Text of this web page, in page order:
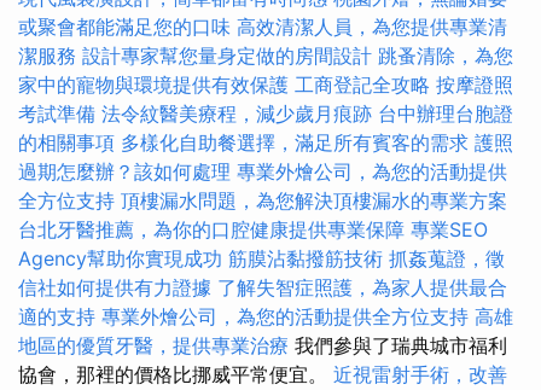
或聚會都能滿足您的口味 高效清潔人員，為您提供專業清
潔服務 設計專家幫您量身定做的房間設計 跳蚤清除，為您
家中的寵物與環境提供有效保護 工商登記全攻略 按摩證照
考試準備 法令紋醫美療程，減少歲月痕跡 台中辦理台胞證
的相關事項 多樣化自助餐選擇，滿足所有賓客的需求 護照
過期怎麼辦？該如何處理 專業外燴公司，為您的活動提供
全方位支持 頂樓漏水問題，為您解決頂樓漏水的專業方案
台北牙醫推薦，為你的口腔健康提供專業保障 專業SEO
Agency幫助你實現成功 筋膜沾黏撥筋技術 抓姦蒐證，徵
信社如何提供有力證據 了解失智症照護，為家人提供最合
適的支持 專業外燴公司，為您的活動提供全方位支持 高雄
地區的優質牙醫，提供專業治療 我們參與了瑞典城市福利
協會，那裡的價格比挪威平常便宜。 近視雷射手術，改善